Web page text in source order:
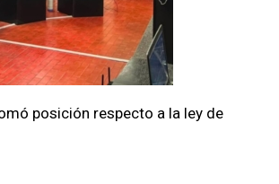
posición respecto a la ley de